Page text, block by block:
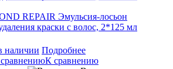
REPAIR Эмульсия-лосьон
краски с волос, 2*125 мл
наличии Подробнее
К сравнению